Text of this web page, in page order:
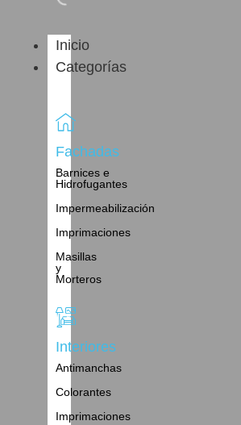
Inicio
Categorías
Fachadas
Barnices e
Hidrofugantes
Impermeabilización
Imprimaciones
Masillas
y
Morteros
Interiores
Antimanchas
Colorantes
Imprimaciones